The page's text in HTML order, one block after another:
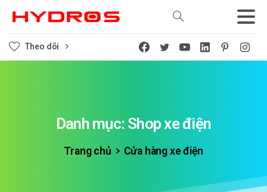
Tìm kiếm
Theo dõi
Danh mục: Shopxe điện
Trang chủ Cửa hàng xe điện